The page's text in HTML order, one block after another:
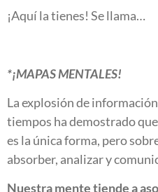
¡Aquí la tienes! Se llama…
*¡MAPAS MENTALES!
La explosión de
tiempos ha demostrado
es la única forma, pero
absorber, analizar y
Nuestra mente tiende a